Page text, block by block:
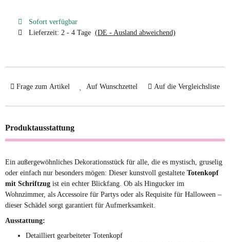
Sofort verfügbar
Lieferzeit: 2 - 4 Tage (DE - Ausland abweichend)
Frage zum Artikel Auf Wunschzettel Auf die Vergleichsliste
Produktausstattung
Ein außergewöhnliches Dekorationsstück für alle, die es mystisch, gruselig
oder einfach nur besonders mögen: Dieser kunstvoll gestaltete Totenkopf
mit Schriftzug ist ein echter Blickfang. Ob als Hingucker im
Wohnzimmer, als Accessoire für Partys oder als Requisite für Halloween –
dieser Schädel sorgt garantiert für Aufmerksamkeit.
Ausstattung:
Detailliert gearbeiteter Totenkopf